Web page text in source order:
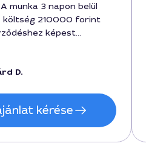
munka 3 napon belül
költség 210000 forint
képest
és esztétikus, a
maradtak a gyerekek
is. Kényelmes volt a
és a munka közbeni
mindenkinek ajánlom,
hasonló
D.
kérése